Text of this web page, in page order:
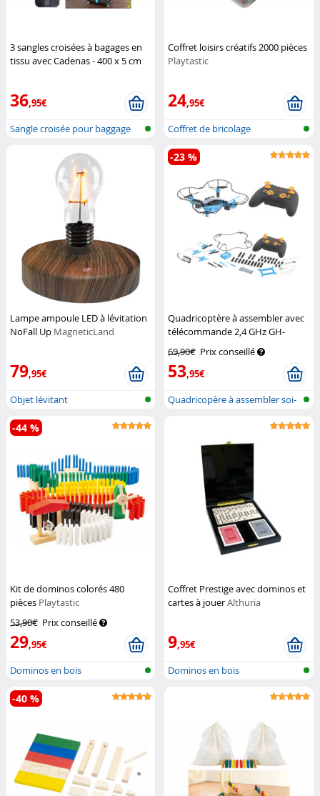
3 sangles croisées à bagages en
tissu avec Cadenas - 400 x 5 cm
36,95€
Sangle croisée pour baggage
Coffret loisirs créatifs 2000 pièces
Playtastic
24,95€
Coffret de bricolage
Lampe ampoule LED à lévitation
NoFall Up MagneticLand
79,95€
Objet lévitant
Quadricoptère à assembler avec
télécommande 2,4 GHz GH-
69,90€ Prix conseillé
53,95€
-23 %
Quadricopère à assembler soi-
Kit de dominos colorés 480
pièces Playtastic
53,90€ Prix conseillé
29,95€
-44 %
Dominos en bois
Coffret Prestige avec dominos et
cartes à jouerAlthuria
9,95€
Dominos en bois
-40 %